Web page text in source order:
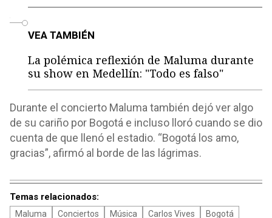
VEA TAMBIÉN
La polémica reflexión de Maluma durante
su show en Medellín: "Todo es falso"
Durante el concierto Maluma también dejó ver algo
de su cariño por Bogotá e incluso lloró cuando se dio
cuenta de que llenó el estadio. “Bogotá los amo,
gracias”, afirmó al borde de las lágrimas.
Temas relacionados:
Maluma Conciertos Música Carlos Vives
Bogotá